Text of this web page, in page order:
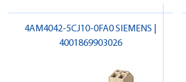
4AM4042-5CJ10-0FA0 SIEMENS |
4001869903026